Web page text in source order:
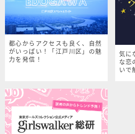
都心からアクセスも良く、自然
がいっぱい！「江戸川区」の魅
力を発信！
気に
な恋
いで